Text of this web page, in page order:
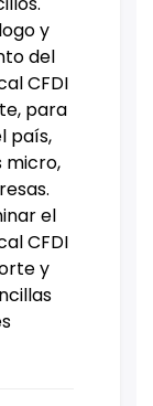
y
del
CFDI
para
país,
micro,
el
CFDI
y